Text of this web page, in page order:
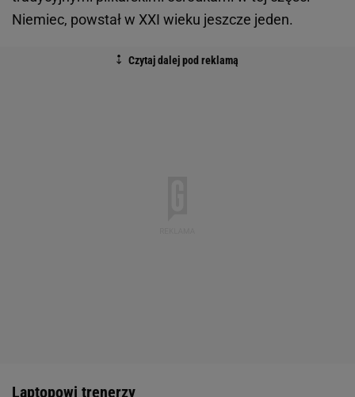
Niemiec, powstał w XXI wieku jeszcze jeden.
Laptopowi trenerzy